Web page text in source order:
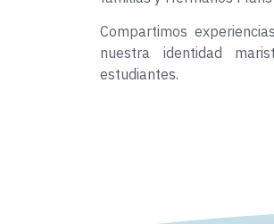
Compartimos
nuestra identidad
estudiantes.